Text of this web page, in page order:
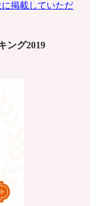
掲載していただ
ング2019